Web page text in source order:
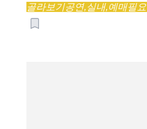
골라보기공연,실내,예매필요